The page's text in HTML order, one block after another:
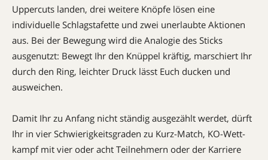
Uppercuts landen, drei weitere Knöpfe lösen eine
individuelle Schlag­stafette und zwei unerlaubte Aktionen
aus. Bei der Bewegung wird die Ana­logie des Sticks
ausgenutzt: Bewegt Ihr den Knüppel kräftig, marschiert Ihr
durch den Ring, leichter Druck lässt Euch ducken und
ausweichen.
Damit Ihr zu Anfang nicht ständig ausgezählt werdet, dürft
Ihr in vier Schwie­rig­keitsgraden zu Kurz-Match, KO-Wett­
kampf mit vier oder acht Teil­nehmern oder der Karriere